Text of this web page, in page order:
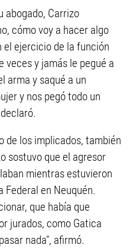
abogado, Carrizo
cómo voy a hacer algo
el ejercicio de la función
veces y jamás le pegué a
arma y saqué a un
y nos pegó todo un
de los implicados, también
sostuvo que el agresor
mientras estuvieron
Federal en Neuquén.
que había que
jurados, como Gatica
nada", afirmó.